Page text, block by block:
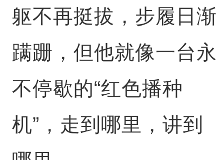
躯不再挺拔，步履日渐
蹒跚，但他就像一台永
不停歇的“红色播种
机”，走到哪里，讲到